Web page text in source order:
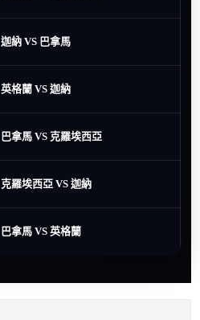
迦納 VS 巴拿馬
英格蘭 VS 迦納
巴拿馬 VS 克羅埃西亞
克羅埃西亞 VS 迦納
巴拿馬 VS 英格蘭